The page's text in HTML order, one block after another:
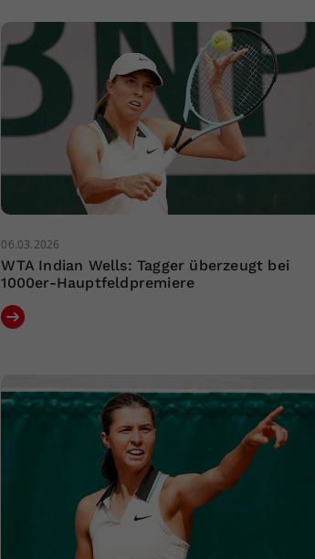
06.03.2026
WTA Indian Wells: Tagger überzeugt bei
1000er-Hauptfeldpremiere